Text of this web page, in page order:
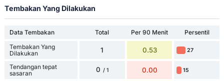
Tembakan Yang Dilakukan
Data Tembakan Total Per 90 Menit
Persentil
Tembakan Yang
Dilakukan
1 0.53 27
Tendangan tepat
sasaran
0 / 1 0.00 15